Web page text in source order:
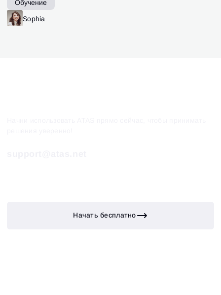
Обучение
Sophia
Начать бесплатно